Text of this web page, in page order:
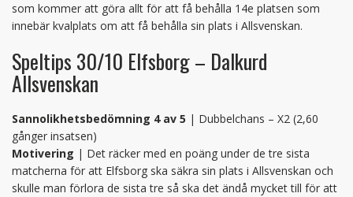
som kommer att göra allt för att få behålla 14e platsen som
innebär kvalplats om att få behålla sin plats i Allsvenskan.
Speltips 30/10 Elfsborg – Dalkurd
Allsvenskan
Sannolikhetsbedömning 4 av 5 | Dubbelchans – X2 (2,60
gånger insatsen)
Motivering | Det räcker med en poäng under de tre sista
matcherna för att Elfsborg ska säkra sin plats i Allsvenskan och
skulle man förlora de sista tre så ska det ändå mycket till för att